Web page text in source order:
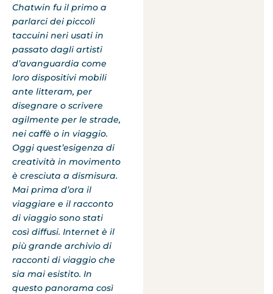
Chatwin fu il primo a
parlarci dei piccoli
taccuini neri usati in
passato dagli artisti
d’avanguardia come
loro dispositivi mobili
ante litteram, per
disegnare o scrivere
agilmente per le strade,
nei caffè o in viaggio.
Oggi quest’esigenza di
creatività in movimento
è cresciuta a dismisura.
Mai prima d’ora il
viaggiare e il racconto
di viaggio sono stati
così diffusi. Internet è il
più grande archivio di
racconti di viaggio che
sia mai esistito. In
questo panorama così